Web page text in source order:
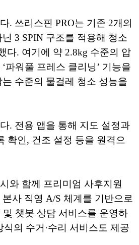
. 쓰리스핀 PRO는 기존 2개의
3 SPIN 구조를 적용해 청소
다. 여기에 약 2.8kg 수준의 압
파워풀 프레스 클리닝’ 기능을
수준의 물걸레 청소 성능을
. 전용 앱을 통해 지도 설정과
확인, 건조 설정 등을 원격으
와 함께 프리미엄 사후지원
사 직영 A/S 체계를 기반으로
챗봇 상담 서비스를 운영하
식의 수거·수리 서비스도 제공